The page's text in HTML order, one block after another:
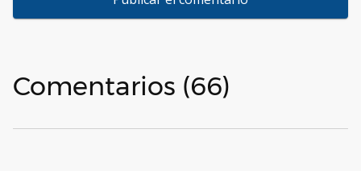
Comentarios (66)